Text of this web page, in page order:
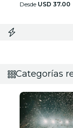
Desde USD 37.00
Categorías